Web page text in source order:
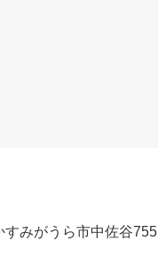
すみがうら市中佐谷755